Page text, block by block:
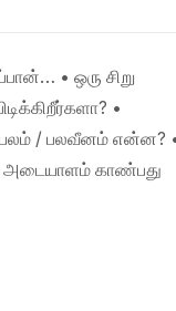
• ஒரு சிறு
•
பலம் / பலவீனம் என்ன?
அடையாளம் காண்பது